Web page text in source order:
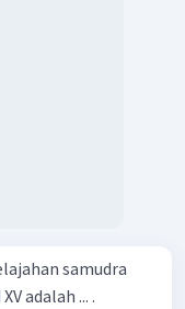
samudra
adalah ... .